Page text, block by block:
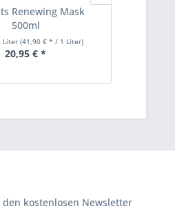
Renewing Mask
500ml
Liter(41,90 € * / 1 Liter)
20,95 € *
kostenlosen Newsletter